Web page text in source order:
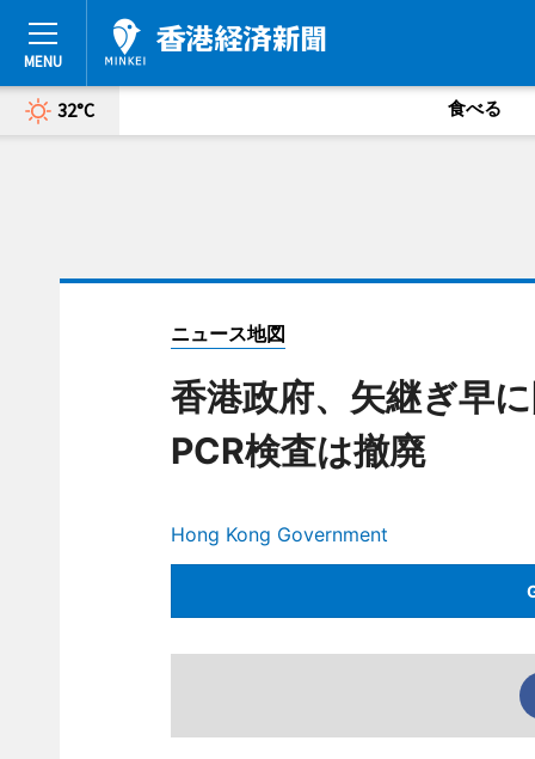
32°C 食べる
ニュース地図
香港政府、矢継ぎ早
PCR検査は撤廃
Hong Kong Government